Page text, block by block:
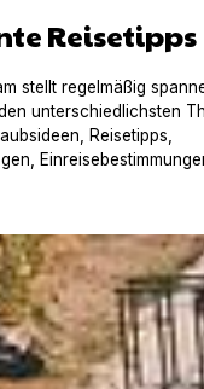
Reisetipps
stellt regelmäßig
unterschiedlichsten
Reisetipps,